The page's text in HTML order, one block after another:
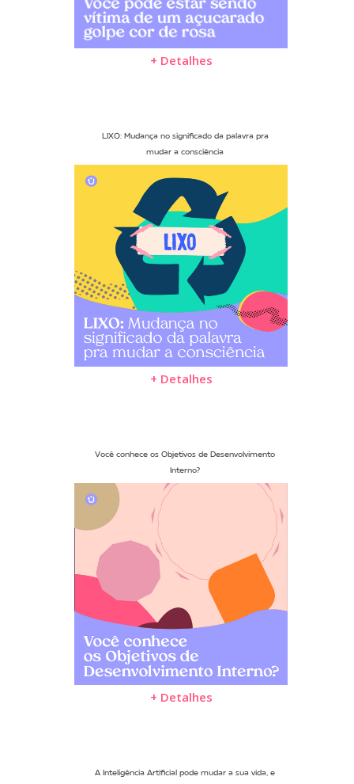
+ Detalhes
LIXO: Mudança no significado da palavra pra
mudar a consciência
+ Detalhes
Você conhece os Objetivos de Desenvolvimento
Interno?
+ Detalhes
A Inteligência Artificial pode mudar a sua vida, e